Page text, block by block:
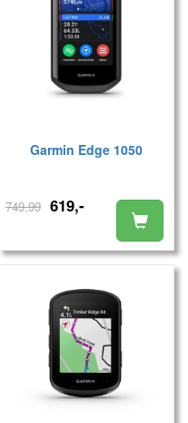
Garmin Edge 1050
749,99 619,-